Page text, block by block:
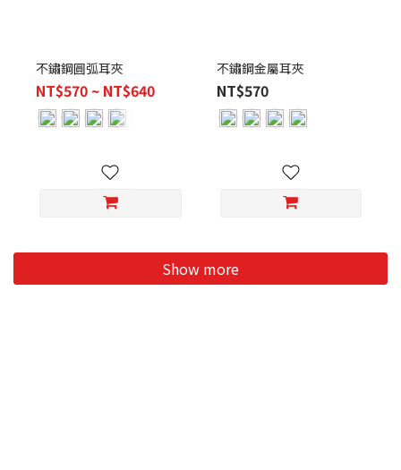
不鏽鋼圓弧耳夾
NT$570 ~ NT$640
不鏽鋼金屬耳夾
NT$570
Show more